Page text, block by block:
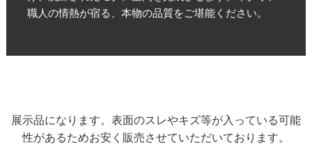
職人の情熱が宿る、本物の品質をご堪能ください。
展示品になります。表面のスレやキズ等が入っている可能
性があるためお安く販売させていただいております。